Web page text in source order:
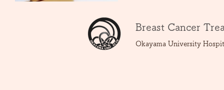
Breast Cancer
Okayama University